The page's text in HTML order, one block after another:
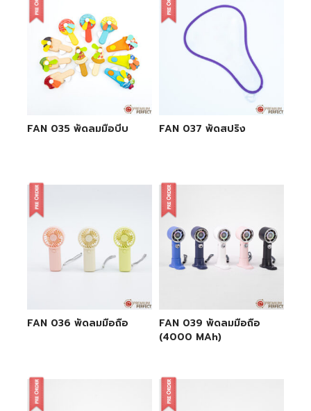
FAN 035 พัดลมมือบีบ FAN 037 พัดสปริง
FAN 036 พัดลมมือถือ
FAN 039 พัดลมมือถือ
(4000 MAh)